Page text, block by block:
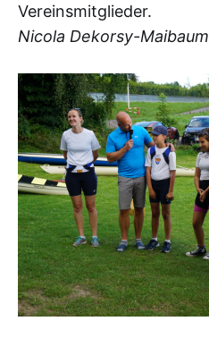
Vereinsmitglieder.
Nicola Dekorsy-Maibaum